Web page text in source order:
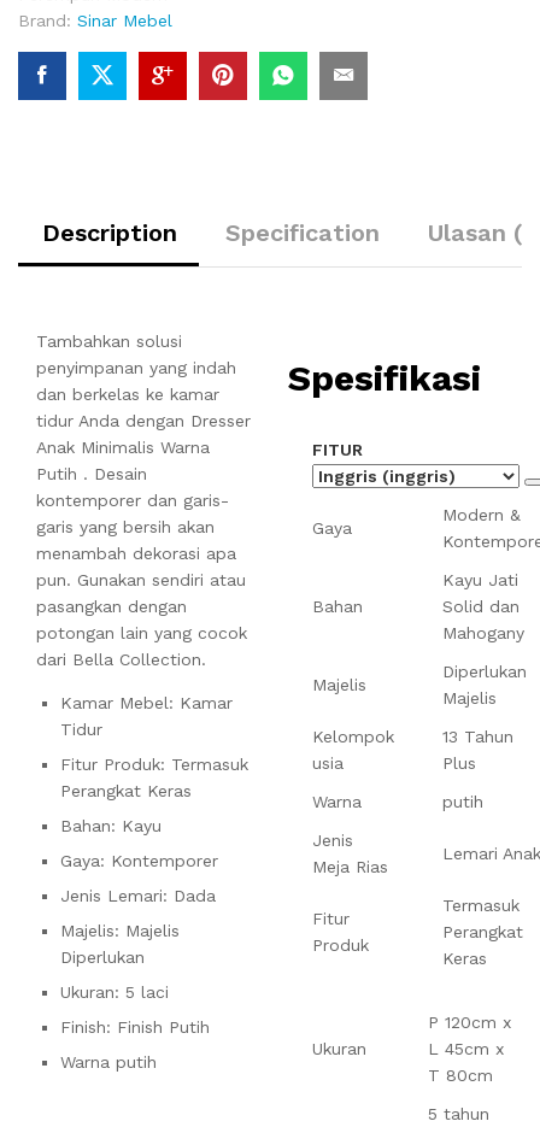
Brand: Sinar Mebel
Description Specification Ulasan
Tambahkan solusi
penyimpanan yang indah
dan berkelas ke kamar
tidur Anda dengan Dresser
Anak Minimalis Warna
Putih . Desain
kontemporer dan garis-
garis yang bersih akan
menambah dekorasi apa
pun. Gunakan sendiri atau
pasangkan dengan
potongan lain yang cocok
dari Bella Collection.
Kamar Mebel: Kamar
Tidur
Fitur Produk: Termasuk
Perangkat Keras
Bahan: Kayu
Gaya: Kontemporer
Jenis Lemari: Dada
Majelis: Majelis
Diperlukan
Ukuran: 5 laci
Finish: Finish Putih
Warna putih
Spesifikasi
FITUR
Gaya
Modern &
Bahan
Kayu Jati
Solid dan
Mahogany
Majelis
Diperlukan
Majelis
Kelompok
usia
13 Tahun
Plus
Warna
putih
Jenis
Meja Rias
Lemari Anak
Fitur
Produk
Termasuk
Perangkat
Keras
Ukuran
P 120cm x
L 45cm x
T 80cm
5 tahun